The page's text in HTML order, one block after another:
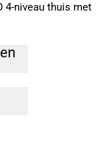
4-niveau thuis met